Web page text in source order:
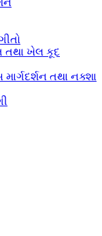
તથા ખેલ કૂદ
તથા નક્શા